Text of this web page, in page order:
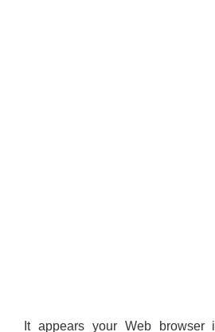
It appears your Web browser